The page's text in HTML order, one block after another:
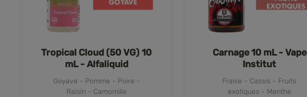
Tropical Cloud (50 VG) 10
mL - Alfaliquid
Goyave - Pomme - Poire -
Raisin - Camomille
Carnage 10 mL - Vape
Institut
Fraise - Cassis - Fruits
exotiques - Menthe